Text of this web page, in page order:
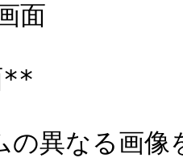
面
**
の異なる画